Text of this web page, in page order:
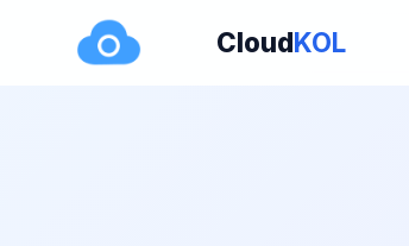
CloudKOL